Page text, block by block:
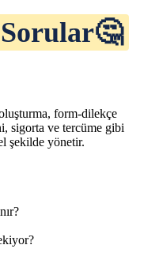
Sorular🤔️
form-dilekçe
sigorta ve tercüme gibi
şekilde yönetir.